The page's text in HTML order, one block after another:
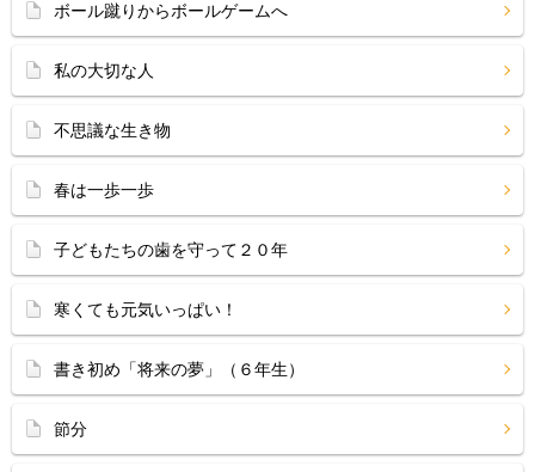
ボール蹴りからボールゲームへ
私の大切な人
不思議な生き物
春は一歩一歩
子どもたちの歯を守って２０年
寒くても元気いっぱい！
書き初め「将来の夢」（６年生）
節分